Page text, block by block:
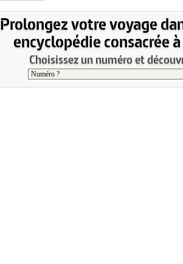
Prolongez votre voyage
encyclopédie consacrée
Choisissez un numéro et